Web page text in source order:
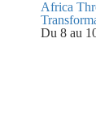
Africa
Du 8 au